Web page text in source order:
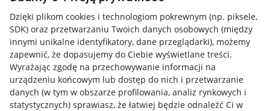
Dzięki plikom cookies i technologiom pokrewnym (np. piksele,
SDK) oraz przetwarzaniu Twoich danych osobowych (między
innymi unikalne identyfikatory, dane przeglądarki), możemy
zapewnić, że dopasujemy do Ciebie wyświetlane treści.
Wyrażając zgodę na przechowywanie informacji na
urządzeniu końcowym lub dostęp do nich i przetwarzanie
danych (w tym w obszarze profilowania, analiz rynkowych i
statystycznych) sprawiasz, że łatwiej będzie odnaleźć Ci w